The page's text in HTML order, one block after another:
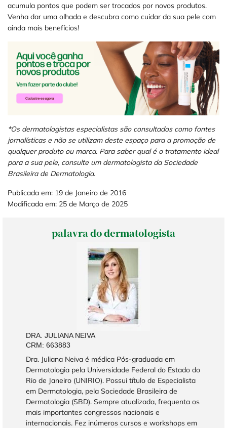
acumula pontos que podem ser trocados por novos produtos.
Venha dar uma olhada e descubra como cuidar da sua pele com
ainda mais benefícios!
*Os dermatologistas especialistas são consultados como fontes
jornalísticas e não se utilizam deste espaço para a promoção de
qualquer produto ou marca. Para saber qual é o tratamento ideal
para a sua pele, consulte um dermatologista da Sociedade
Brasileira de Dermatologia.
Publicada em: 19 de Janeiro de 2016
Modificada em: 25 de Março de 2025
palavra do dermatologista
DRA. JULIANA NEIVA
CRM: 663883
Dra. Juliana Neiva é médica Pós-graduada em
Dermatologia pela Universidade Federal do Estado do
Rio de Janeiro (UNIRIO). Possui título de Especialista
em Dermatologia, pela Sociedade Brasileira de
Dermatologia (SBD). Sempre atualizada, frequenta os
mais importantes congressos nacionais e
internacionais. Fez inúmeros cursos e workshops em